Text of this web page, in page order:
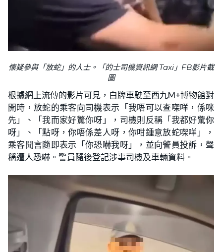
懷疑參與「放蛇」的人士。「的士司機資訊網 Taxi」FB影片截
圖
根據網上流傳的影片可見，白牌車駛至西九M+博物館對
開時，放蛇的乘客向司機表示「我唔可以查㗎咩，係咪
先」、「我而家好驚你呀」，司機則反稱「我都好驚你
呀」、「點呀，你唔係差人呀，你咁鍾意放蛇㗎咩」，
乘客聞言隨即表示「你恐嚇我呀」，並向警員投訴，聲
稱遭人恐嚇。警員隨後登記涉事司機及車輛資料。